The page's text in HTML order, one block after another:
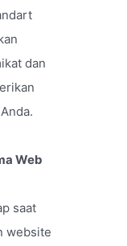
dan
Web
saat
website